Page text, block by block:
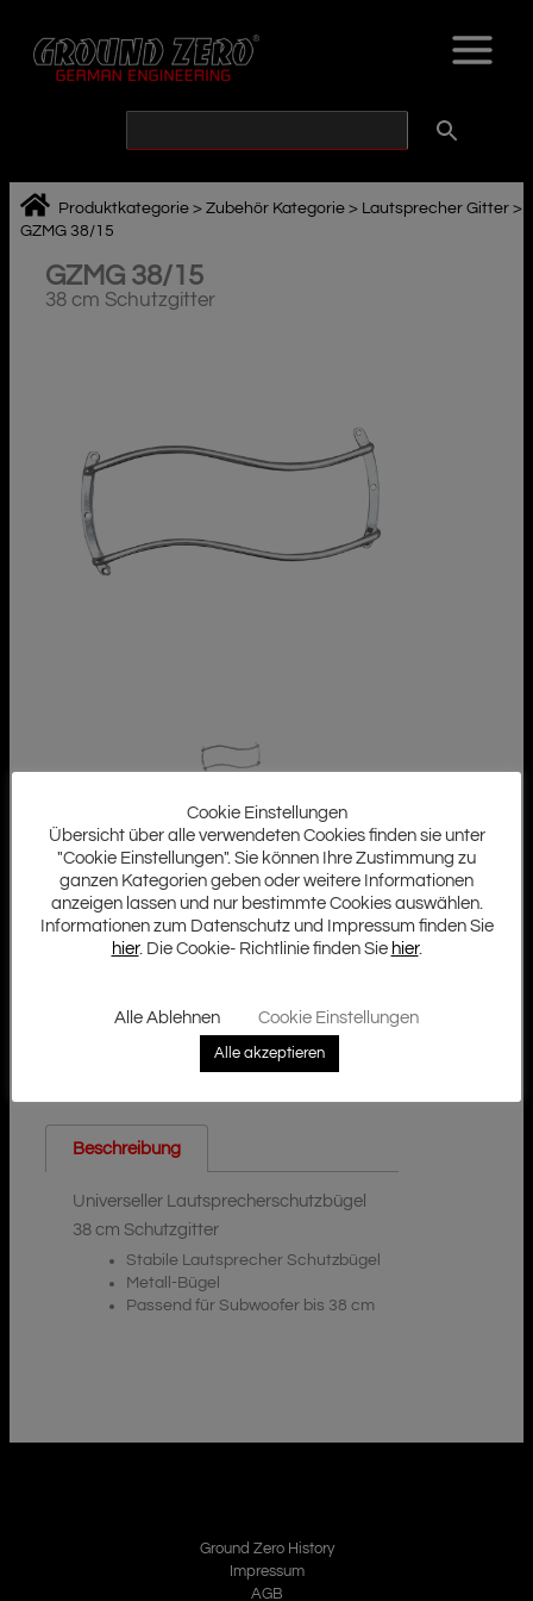
springen
Produktkategorie >Zubehör Kategorie > Lautsprecher Gitter >
GZMG 38/15
GZMG 38/15
38 cm Schutzgitter
Beschreibung
Universeller Lautsprecherschutzbügel
38 cm Schutzgitter
Stabile Lautsprecher Schutzbügel
Metall-Bügel
Passend für Subwoofer bis 38 cm
Ground Zero History
Impressum
AGB
Cookie Einstellungen
Übersicht über alle verwendeten Cookies finden sie unter
"Cookie Einstellungen". Sie können Ihre Zustimmung zu
ganzen Kategorien geben oder weitere Informationen
anzeigen lassen und nur bestimmte Cookies auswählen.
Informationen zum Datenschutz und Impressum finden Sie
hier. Die Cookie- Richtlinie finden Sie hier.
Alle Ablehnen Cookie Einstellungen
Alle akzeptieren